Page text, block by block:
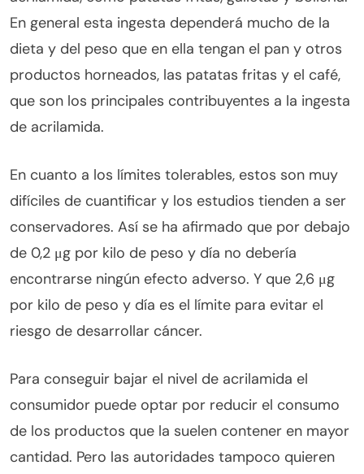
En general esta ingesta dependerá mucho de la
dieta y del peso que en ella tengan el pan y otros
productos horneados, las patatas fritas y el café,
que son los principales contribuyentes a la ingesta
de acrilamida.
En cuanto a los límites tolerables, estos son muy
difíciles de cuantificar y los estudios tienden a ser
conservadores. Así se ha afirmado que por debajo
de 0,2 μg por kilo de peso y día no debería
encontrarse ningún efecto adverso. Y que 2,6 μg
por kilo de peso y día es el límite para evitar el
riesgo de desarrollar cáncer.
Para conseguir bajar el nivel de acrilamida el
consumidor puede optar por reducir el consumo
de los productos que la suelen contener en mayor
cantidad. Pero las autoridades tampoco quieren